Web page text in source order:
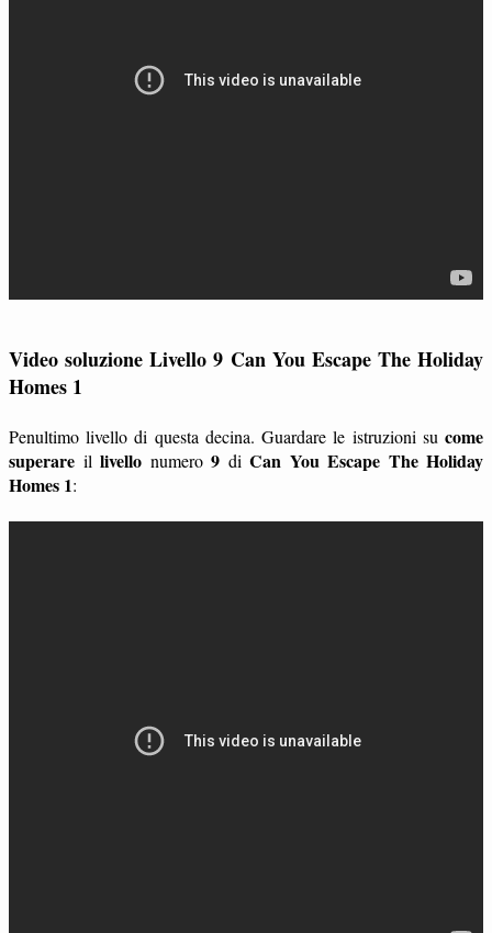
Video soluzione Livello 9 Can You Escape The Holiday
Homes 1
Penultimo livello di questa decina. Guardare le istruzioni su come
superare il livello numero 9 di Can You Escape The Holiday
Homes 1: